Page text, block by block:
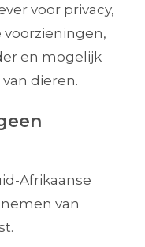
voor privacy,
en mogelijk
dieren.
Afrikaanse
van